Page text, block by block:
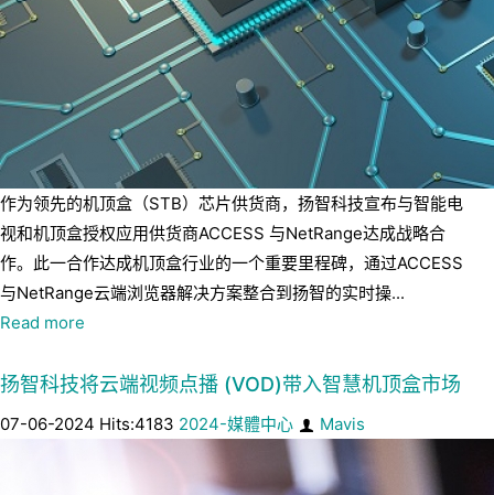
作为领先的机顶盒（STB）芯片供货商，扬智科技宣布与智能电
视和机顶盒授权应用供货商ACCESS 与NetRange达成战略合
作。此一合作达成机顶盒行业的一个重要里程碑，通过ACCESS
与NetRange云端浏览器解决方案整合到扬智的实时操...
Read more
扬智科技将云端视频点播 (VOD)带入智慧机顶盒市场
07-06-2024 Hits:4183 2024-媒體中心 Mavis